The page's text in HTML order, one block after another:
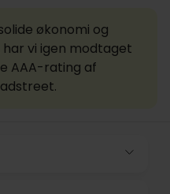
økonomi og
vi igen modtaget
AAA-rating af